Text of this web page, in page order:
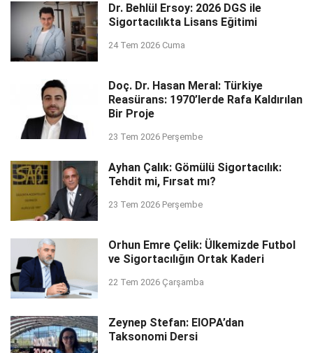
Dr. Behlül Ersoy: 2026 DGS ile
Sigortacılıkta Lisans Eğitimi
24 Tem 2026 Cuma
Doç. Dr. Hasan Meral: Türkiye
Reasürans: 1970’lerde Rafa Kaldırılan
Bir Proje
23 Tem 2026 Perşembe
Ayhan Çalık: Gömülü Sigortacılık:
Tehdit mi, Fırsat mı?
23 Tem 2026 Perşembe
Orhun Emre Çelik: Ülkemizde Futbol
ve Sigortacılığın Ortak Kaderi
22 Tem 2026 Çarşamba
Zeynep Stefan: EIOPA’dan
Taksonomi Dersi